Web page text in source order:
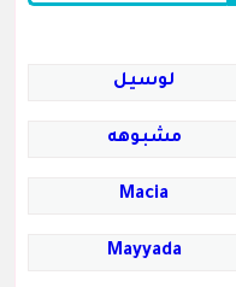
لوسيل
مشبوهه
Macia
Mayyada